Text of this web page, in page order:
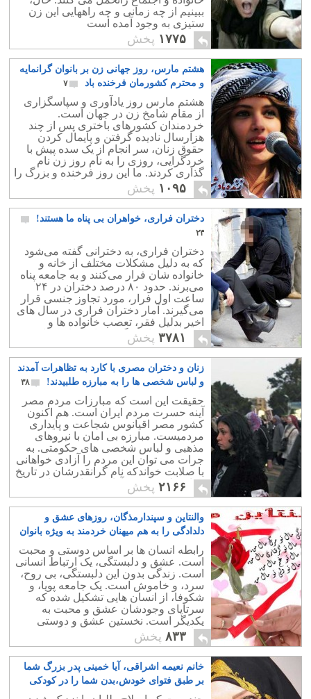
ببینیم از چه زمانی و چه راههایی این زن
ستیزی به وجود آمده است
۱۷۷۵ پخش
هشتم مارس، روز جهانی زن بر بانوان گرانمایه
و محترم کشورمان فرخنده باد
۷
هشتم مارس روز یادآوری و سپاسگزاری
از مقام شامخ زن در جهان است.
خردمندان کشورهای باختری پس از چند
هزارسال نادیده گرفتن و پایمال کردن
حقوق زنان، سر انجام از یک سده پیش با
خردگرایی، روزی را به نام روز زن نام
گذاری کردند. ما این روز فرخنده و بزرگ را
به همه زنان، به ویژه هم میهنانمان
شادباش می گوییم.
۱۰۹۵ پخش
دختران فراری، خواهران بی پناه ما هستند!
۲۳
دختران فراری، به دخترانی گفته می‌شود
که به دلیل مشکلات مختلف از خانه و
خانواده شان فرار می‌کنند و به جامعه پناه
می‌برند. حدود ۸۰ درصد دختران در ۲۴
ساعت اول فرار، مورد تجاوز جنسی قرار
می‌گیرند. آمار دختران فراری در سال های
اخیر بدلیل فقر، تعصب خانواده ها و
نابسامانی های دیگر بسیار افزایش یافته
است.
۳۷۸۱ پخش
زنان و دختران مصری با کارد به تظاهرات آمدند
و لباس شخصی ها را به مبارزه طلبیدند!
۳۸
حقیقت این است که مبارزات مردم مصر
آینه حسرت مردم ایران است. هم اکنون
کشور مصر اقیانوس شجاعت و پایداری
مردمیست. مبارزه بی امان با نیروهای
مذهبی و لباس شخصی های حکومتی. به
جرات می توان این مردم را آزادی خواهانی
با صلابت خواندکه نام گرانقدرشان در تاریخ
پر افتخار مبارزین آزادی خواهی جهان ثبت
خواهد شد.
۲۱۶۶ پخش
والنتاین و سپندارمذگان، روزهای عشق و
دلدادگی را به هم میهنان خردمند به ویژه بانوان
گرانمایه شادباش می گوییم
۱۱
رابطه انسان ها بر اساس دوستی و محبت
است. عشق و دلبستگی، یک ارتباط انسانی
است. زندگی بدون این دلبستگی، بی روح،
سرد، و خاموش است. یک جامعه پویا، و
شکوفا، از انسان هایی تشکیل شده که
سرتاپای وجودشان عشق و محبت به
یکدیگر است. نخستین عشق و دوستی
میان یک دختر و پسر جوان به راستی چقدر
زیبا، و باشکوه است.
۸۳۳ پخش
خانم نعیمه اشراقی، آیا خمینی پدر بزرگ شما
بر طبق فتوای خودش،بدن شما را در کودکی
لمس کرده بود؟